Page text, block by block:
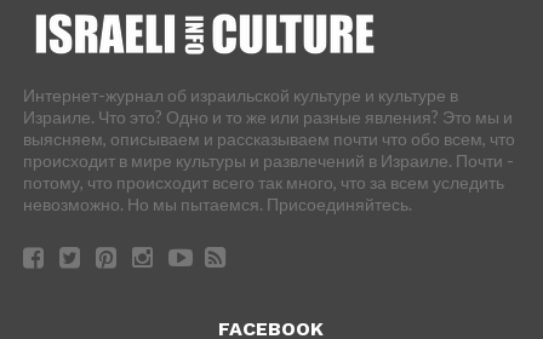
Интернет-журнал об израильской культуре и культуре в
Израиле. Что это? Одно и то же или разные явления? Это мы и
выясняем, описываем и рассказываем почти что обо всем, что
происходит в мире культуры и развлечений в Израиле. Почти -
потому, что происходит всего так много, что за всем уследить
невозможно. Но мы пытаемся. Присоединяйтесь.
FACEBOOK